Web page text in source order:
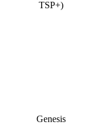
TSP+)
Genesis